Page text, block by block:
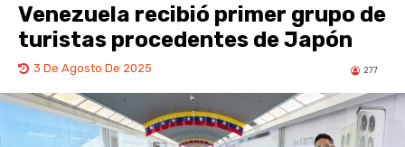
Venezuela recibió primer grupo de
turistas procedentes de Japón
3 De Agosto De 2025 277